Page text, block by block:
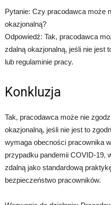
Pytanie: Czy pracodawca może
okazjonalną?
Odpowiedź: Tak, pracodawca
zdalną okazjonalną, jeśli nie jest
lub regulaminie pracy.
Konkluzja
Tak, pracodawca może nie
okazjonalną, jeśli nie jest to
wymaga obecności pracownika
przypadku pandemii COVID-19,
zdalną jako standardową
bezpieczeństwo pracowników.